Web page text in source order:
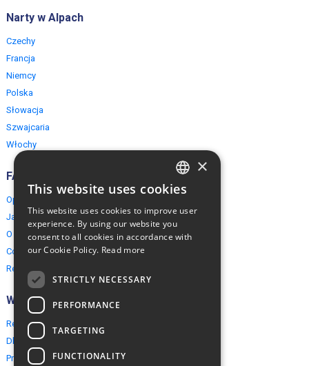
Narty w Alpach
Czechy
Francja
Niemcy
Polska
Słowacja
Szwajcaria
Włochy
FAQ
Opinie naszych klientów
Jak rezerwować?
O EuropeMountains.com
Cookies, Prywatność, Bezpieczeństwo
Regulamin
Współpraca
Rezerwacja grupowa
Dla agentów turystycznych
Program partnerski
ENGLISH
×
This website uses cookies
This website uses cookies to improve user
experience. By using our website you
consent to all cookies in accordance with
our Cookie Policy. Read more
STRICTLY NECESSARY
PERFORMANCE
TARGETING
FUNCTIONALITY